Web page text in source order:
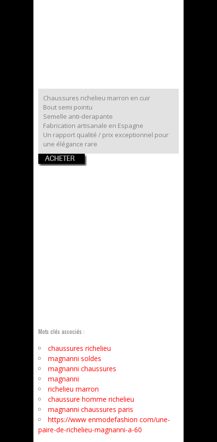
Chaussures richelieu marron en cuir
Bout semi pointu
Semelle anti-derapante
Fabrication artisanale en Espagne
Un rapport qualité / prix exceptionnel pour
une élégance rare
Mots clés associés :
chaussures richelieu
magnanni soldes
magnanni chaussures
magnanni
richelieu marron
chaussure homme richelieu
magnanni chaussures paris
https://www enmodefashion com/une-
paire-de-richelieu-magnanni-a-60